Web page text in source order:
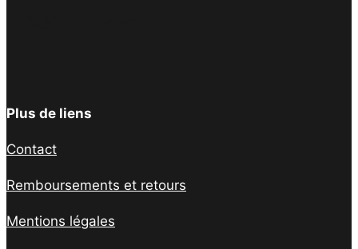
Plus de liens
Contact
Remboursements et retours
Mentions légales